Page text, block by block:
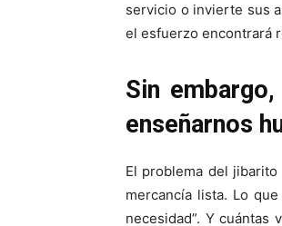
servicio o invierte sus
el esfuerzo encontrará
Sin
enseñarnos
El problema del
mercancía lista. Lo
necesidad”. Y cuántas